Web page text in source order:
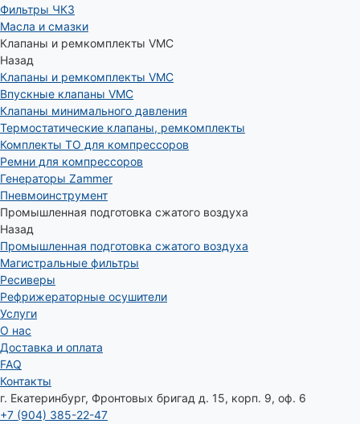
Фильтры ЧКЗ
Масла и смазки
Клапаны и ремкомплекты VMC
Назад
Клапаны и ремкомплекты VMC
Впускные клапаны VMC
Клапаны минимального давления
Термостатические клапаны, ремкомплекты
Комплекты ТО для компрессоров
Ремни для компрессоров
Генераторы Zammer
Пневмоинструмент
Промышленная подготовка сжатого воздуха
Назад
Промышленная подготовка сжатого воздуха
Магистральные фильтры
Ресиверы
Рефрижераторные осушители
Услуги
О нас
Доставка и оплата
FAQ
Контакты
г. Екатеринбург, Фронтовых бригад д. 15, корп. 9, оф. 6
+7 (904) 385-22-47